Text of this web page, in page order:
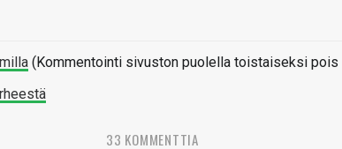
(Kommentointi sivuston puolella toistaiseksi pois
33 KOMMENTTIA